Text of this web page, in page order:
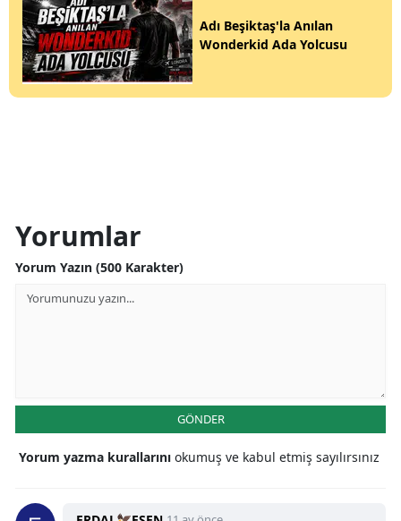
Adı Beşiktaş'la Anılan
Wonderkid Ada Yolcusu
Yorumlar
Yorum Yazın (500 Karakter)
GÖNDER
Yorum yazma kurallarını okumuş ve kabul etmiş sayılırsınız